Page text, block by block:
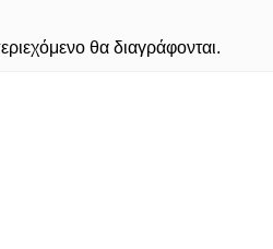
θα διαγράφονται.